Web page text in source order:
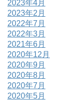
2023年4月
2023年2月
2022年7月
2022年3月
2021年6月
2020年12月
2020年9月
2020年8月
2020年7月
2020年5月